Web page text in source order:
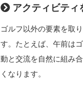
アクティビティ
ゴルフ以外の要素を取
す。たとえば、午前は
動と交流を自然に組み
くなります。